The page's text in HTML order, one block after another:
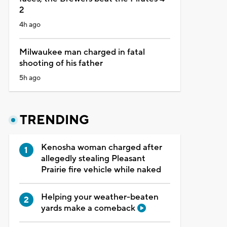
2
4h ago
Milwaukee man charged in fatal
shooting of his father
5h ago
TRENDING
Kenosha woman charged after
allegedly stealing Pleasant
Prairie fire vehicle while naked
Helping your weather-beaten
yards make a comeback